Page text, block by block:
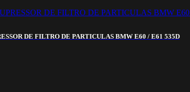
DE FILTRO DE PARTICULAS BMW E60 / E61 535D